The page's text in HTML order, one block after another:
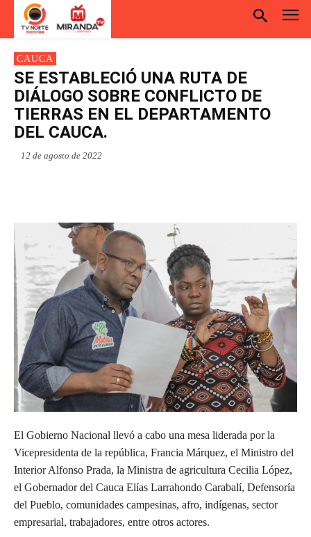
CAUCA
SE ESTABLECIÓ UNA RUTA DE
DIÁLOGO SOBRE CONFLICTO DE
TIERRAS EN EL DEPARTAMENTO
DEL CAUCA.
12 de agosto de 2022
El Gobierno Nacional llevó a cabo una mesa liderada por la
Vicepresidenta de la república, Francia Márquez, el Ministro del
Interior Alfonso Prada, la Ministra de agricultura Cecilia López,
el Gobernador del Cauca Elías Larrahondo Carabalí, Defensoría
del Pueblo, comunidades campesinas, afro, indígenas, sector
empresarial, trabajadores, entre otros actores.